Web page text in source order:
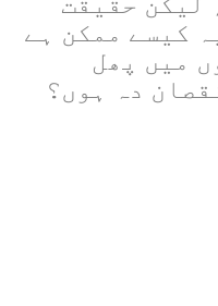
کیسے ممکن ہے
میں پھل
دہ ہوں؟